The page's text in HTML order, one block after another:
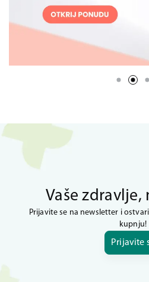
Vaše zdravlje,
Prijavite se na newsletter i
kupnju!
Prijavite